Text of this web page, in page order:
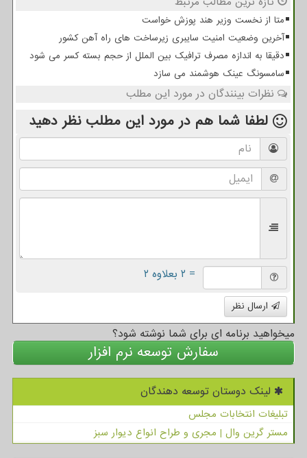
متا از نخست وزیر هند پوزش خواست
آخرین وضعیت امنیت سایبری زیرساخت های راه آهن کشور
دقیقا به اندازه مصرف ترافیک بین الملل از حجم بسته کسر می شود
سامسونگ عینک هوشمند می سازد
نظرات بینندگان در مورد این مطلب
لطفا شما هم در مورد این مطلب نظر دهید
= ۲ بعلاوه ۲
ارسال نظر
میخواهید برنامه ای برای شما نوشته شود؟
سفارش توسعه نرم افزار
لینک دوستان توسعه دهندگان
تبلیغات انتخابات مجلس
مستر گرین وال | مجری و طراح انواع دیوار سبز